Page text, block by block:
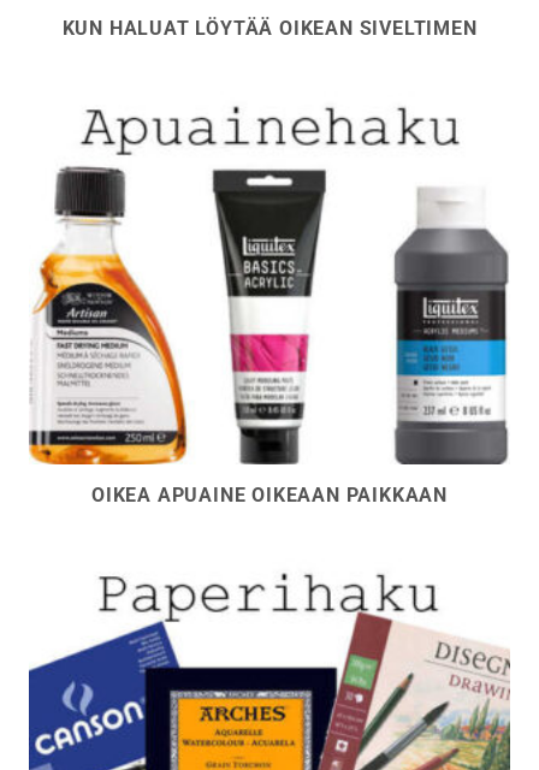
KUN HALUAT LÖYTÄÄ OIKEAN SIVELTIMEN
OIKEA APUAINE OIKEAAN PAIKKAAN